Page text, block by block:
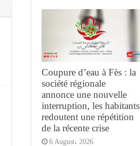
Coupure d’eau à Fès : la
société régionale
annonce une nouvelle
interruption, les habitants
redoutent une répétition
de la récente crise
6 August، 2026